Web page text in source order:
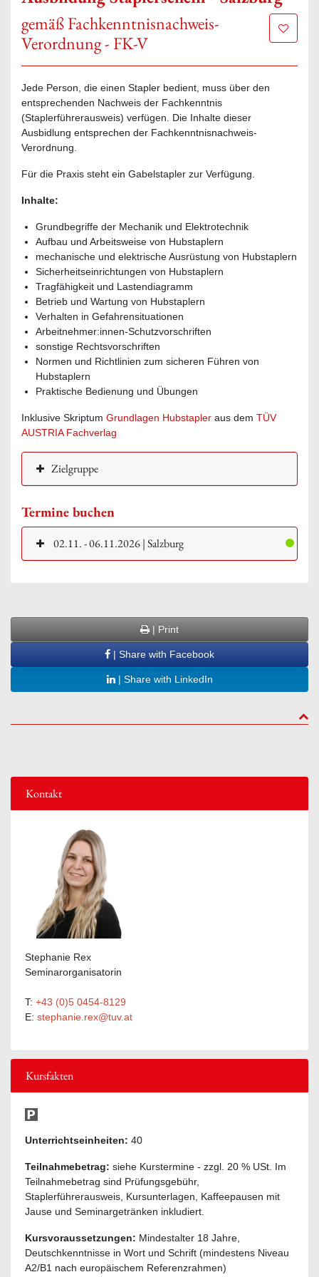
gemäß Fachkenntnisnachweis-
Verordnung - FK-V
Zur
Jede Person, die einen Stapler bedient, muss über den
entsprechenden Nachweis der Fachkenntnis
(Staplerführerausweis) verfügen. Die Inhalte dieser
Ausbidlung entsprechen der Fachkenntnisnachweis-
Verordnung.
Für die Praxis steht ein Gabelstapler zur Verfügung.
Inhalte:
Grundbegriffe der Mechanik und Elektrotechnik
Aufbau und Arbeitsweise von Hubstaplern
mechanische und elektrische Ausrüstung von Hubstaplern
Sicherheitseinrichtungen von Hubstaplern
Tragfähigkeit und Lastendiagramm
Betrieb und Wartung von Hubstaplern
Verhalten in Gefahrensituationen
Arbeitnehmer:innen-Schutzvorschriften
sonstige Rechtsvorschriften
Normen und Richtlinien zum sicheren Führen von
Hubstaplern
Praktische Bedienung und Übungen
Inklusive Skriptum Grundlagen Hubstapler aus dem TÜV
AUSTRIA Fachverlag
Zielgruppe
Termine buchen
02.11. - 06.11.2026 | Salzburg
| Print
| Share with Facebook
| Share with LinkedIn
to
Kontakt
Stephanie Rex
Seminarorganisatorin
T: +43 (0)5 0454-8129
E: stephanie.rex@tuv.at
Kursfakten
Unterrichtseinheiten: 40
Teilnahmebetrag: siehe Kurstermine - zzgl. 20 % USt. Im
Teilnahmebetrag sind Prüfungsgebühr,
Staplerführerausweis, Kursunterlagen, Kaffeepausen mit
Jause und Seminargetränken inkludiert.
Kursvoraussetzungen: Mindestalter 18 Jahre,
Deutschkenntnisse in Wort und Schrift (mindestens Niveau
A2/B1 nach europäischem Referenzrahmen)